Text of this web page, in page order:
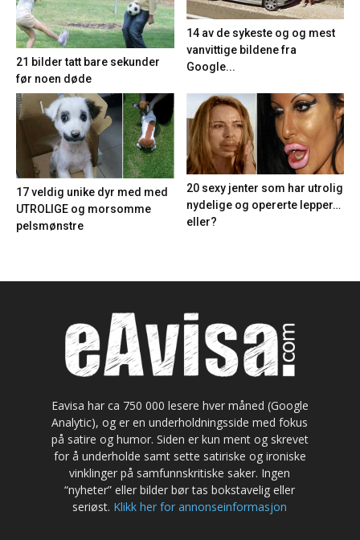
21 bilder tatt bare sekunder
før noen døde
14 av de sykeste og og mest
vanvittige bildene fra
Google...
17 veldig unike dyr med med
UTROLIGE og morsomme
pelsmønstre
20 sexy jenter som har utrolig
nydelige og opererte lepper…
eller?
Eavisa har ca 750 000 lesere hver måned (Google
Analytic), og er en underholdningsside med fokus
på satire og humor. Siden er kun ment og skrevet
for å underholde samt sette satiriske og ironiske
vinklinger på samfunnskritiske saker. Ingen
“nyheter” eller bilder bør tas bokstavelig eller
seriøst. Klikk her for annonseinformasjon